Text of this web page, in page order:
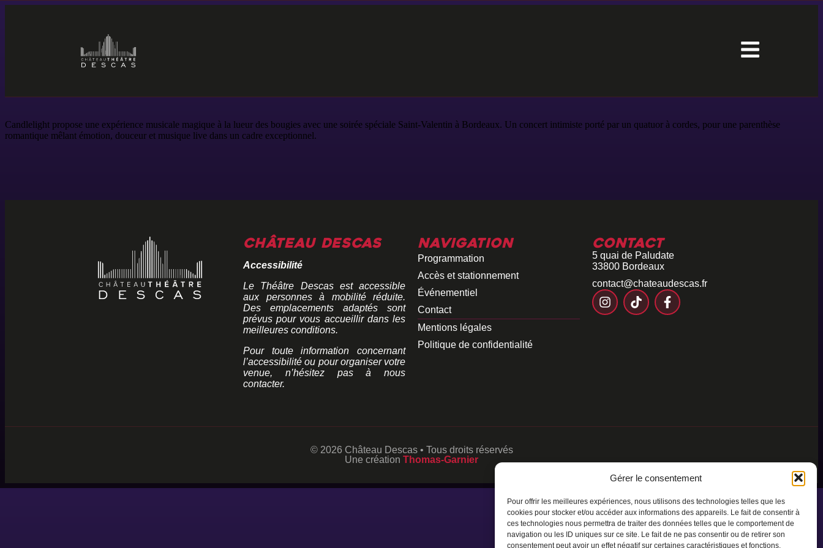
Gérer le consentement
Pour offrir les meilleures expériences, nous utilisons des technologies telles que les
cookies pour stocker et/ou accéder aux informations des appareils. Le fait de consentir à
ces technologies nous permettra de traiter des données telles que le comportement de
navigation ou les ID uniques sur ce site. Le fait de ne pas consentir ou de retirer son
consentement peut avoir un effet négatif sur certaines caractéristiques et fonctions.
Candlelight propose une expérience musicale magique à la lueur des bougies avec une soirée spéciale Saint-Valentin à Bordeaux. Un concert intimiste porté par un quatuor à cordes, pour une parenthèse
romantique mêlant émotion, douceur et musique live dans un cadre exceptionnel.
Château Descas
Accessibilité
Le Théâtre Descas est accessible
aux personnes à mobilité réduite.
Des emplacements adaptés sont
prévus pour vous accueillir dans les
meilleures conditions.
Pour toute information concernant
l’accessibilité ou pour organiser votre
venue, n’hésitez pas à nous
contacter.
Navigation
Programmation
Accès et stationnement
Événementiel
Contact
Mentions légales
Politique de confidentialité
Contact
5 quai de Paludate
33800 Bordeaux
contact@chateaudescas.fr
© 2026 Château Descas • Tous droits réservés
Une création Thomas-Garnier